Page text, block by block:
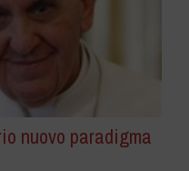
nuovo paradigma